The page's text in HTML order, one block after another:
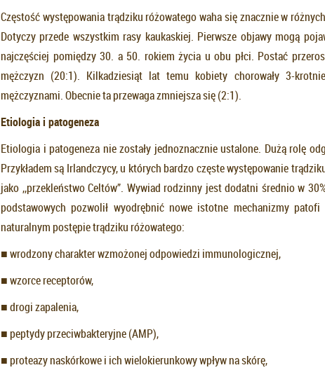
Częstość występowania trądziku różowatego waha się znacznie w
Dotyczy przede wszystkim rasy kaukaskiej. Pierwsze objawy mogą
najczęściej pomiędzy 30. a 50. rokiem życia u obu płci. Postać
mężczyzn (20:1). Kilkadziesiąt lat temu kobiety chorowały 3-
mężczyznami. Obecnie ta przewaga zmniejsza się (2:1).
Etiologia i patogeneza
Etiologia i patogeneza nie zostały jednoznacznie ustalone. Dużą rolę
Przykładem są Irlandczycy, u których bardzo częste występowanie
jako ,,przekleństwo Celtów”. Wywiad rodzinny jest dodatni średnio w
podstawowych pozwolił wyodrębnić nowe istotne mechanizmy
naturalnym postępie trądziku różowatego:
■ wrodzony charakter wzmożonej odpowiedzi immunologicznej,
■ wzorce receptorów,
■ drogi zapalenia,
■ peptydy przeciwbakteryjne (AMP),
■ proteazy naskórkowe i ich wielokierunkowy wpływ na skórę,